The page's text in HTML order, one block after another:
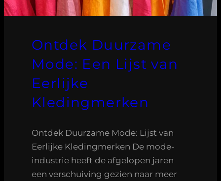
Ontdek Duurzame
Mode: Een Lijst van
Eerlijke
Kledingmerken
Ontdek Duurzame Mode: Lijst van
Eerlijke Kledingmerken De mode-
industrie heeft de afgelopen jaren
een verschuiving gezien naar meer